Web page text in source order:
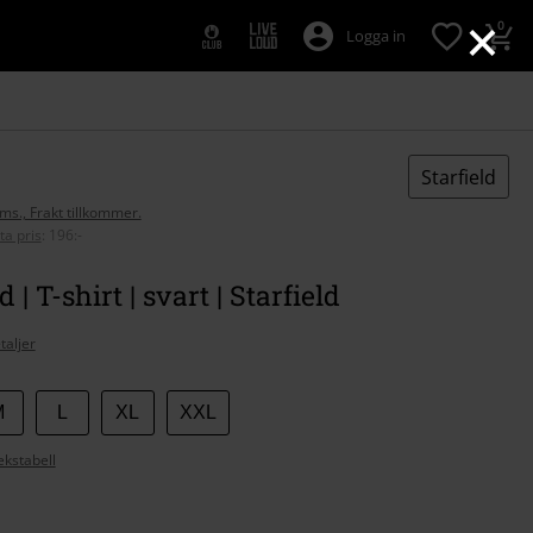
×
Logga in 0
Frakt tillkommer.
pris
196:-
Starfield
| T-shirt | svart | Starfield
XL XXL